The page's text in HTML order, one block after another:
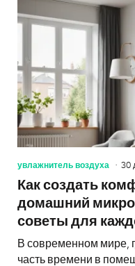
увлажнитель воздуха 30
Как создать
домашний
советы для
В современном мире,
часть времени в